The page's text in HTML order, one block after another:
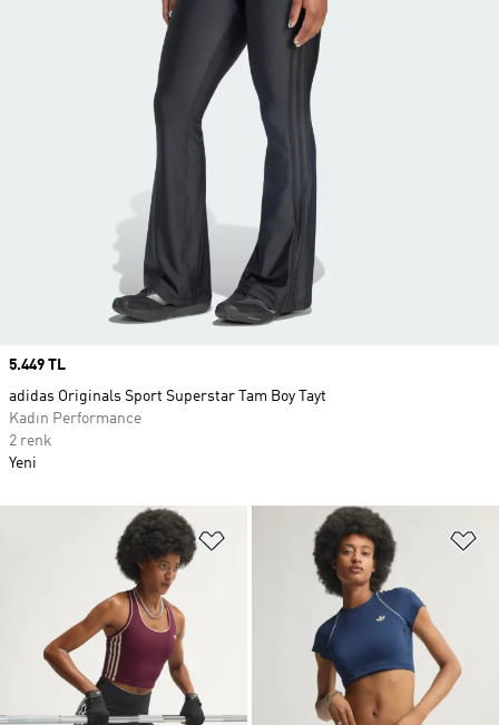
Favori Listesine Ekle
Price
5.449 TL
adidas Originals Sport Superstar Tam Boy Tayt
Kadın Performance
2 renk
Yeni